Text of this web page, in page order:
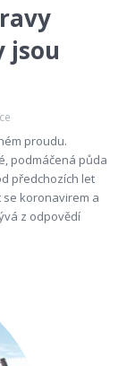
jsou
proudu.
podmáčená půda
předchozích let
koronavirem a
z odpovědí